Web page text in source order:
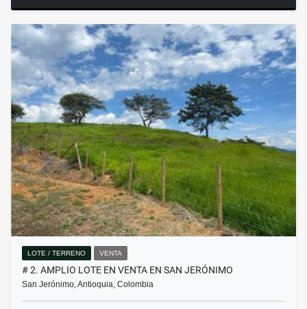
LOTE / TERRENO VENTA
# 2. AMPLIO LOTE EN VENTA EN SAN JERÓNIMO
San Jerónimo, Antioquia, Colombia